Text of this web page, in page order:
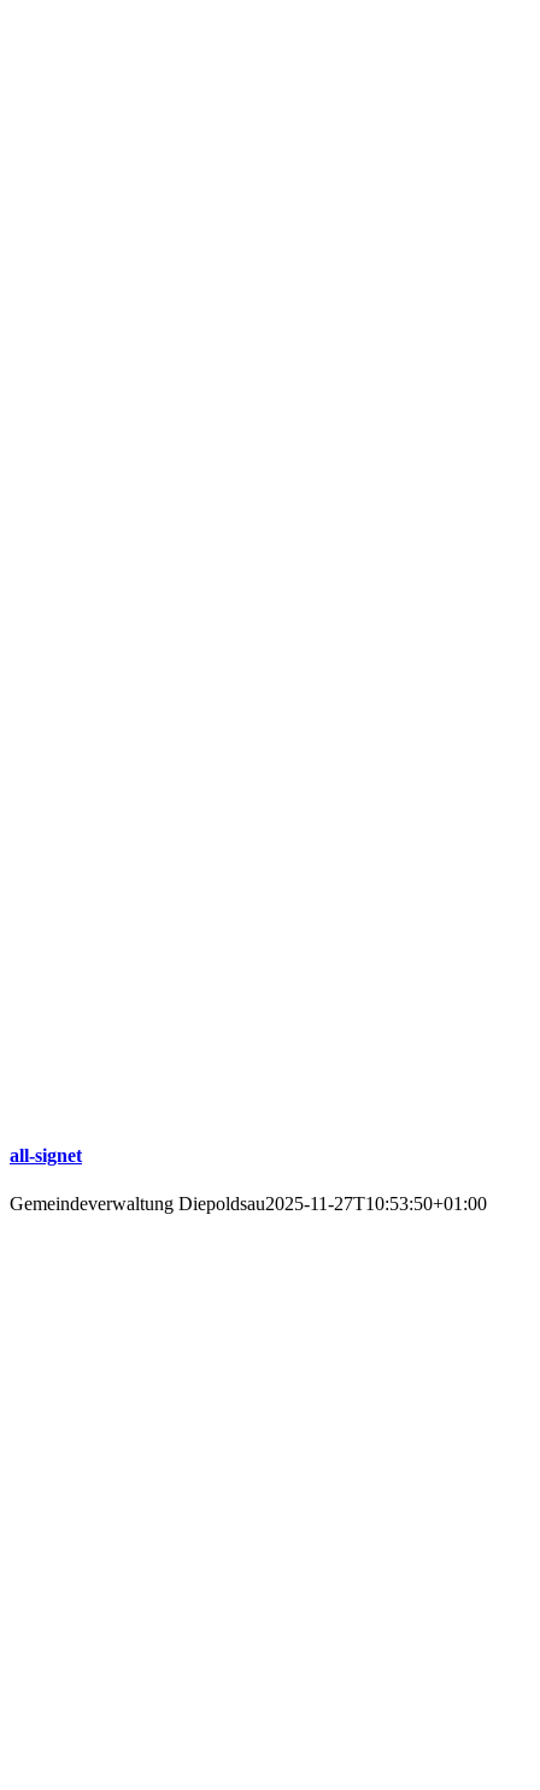
all-signet
Gemeindeverwaltung Diepoldsau2025-11-27T10:53:50+01:00